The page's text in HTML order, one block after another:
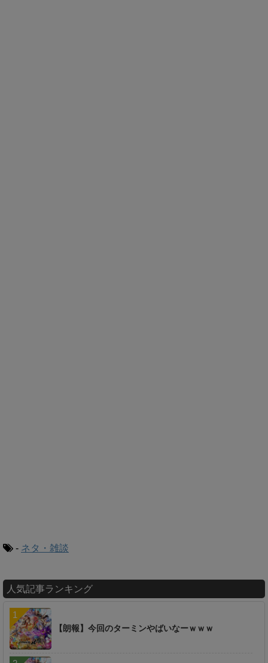
- ネタ・雑談
人気記事ランキング
【朗報】今回のターミンやばいなーｗｗｗ